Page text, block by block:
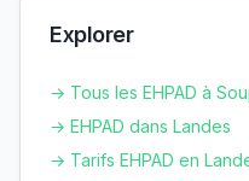
Explorer
→ Tous les EHPAD à
→ EHPAD dans Landes
→ Tarifs EHPAD en